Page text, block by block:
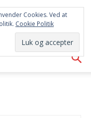
Cookies. Ved at
Cookie Politik